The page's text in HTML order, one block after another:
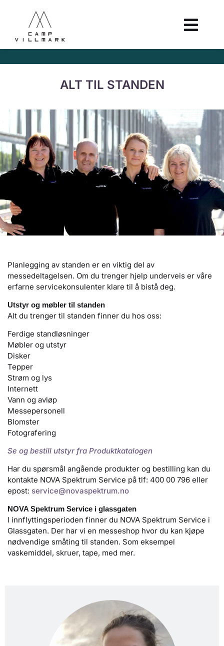
ALT TIL STANDEN
Planlegging av standen er en viktig del av
messedeltagelsen. Om du trenger hjelp underveis er våre
erfarne servicekonsulenter klare til å bistå deg.
Utstyr og møbler til standen
Alt du trenger til standen finner du hos oss:
Ferdige standløsninger
Møbler og utstyr
Disker
Tepper
Strøm og lys
Internett
Vann og avløp
Messepersonell
Blomster
Fotografering
Se og bestill utstyr fra Produktkatalogen
Har du spørsmål angående produkter og bestilling kan du
kontakte NOVA Spektrum Service på tlf: 400 00 796 eller
epost: service@novaspektrum.no
NOVA Spektrum Service i glassgaten
I innflyttingsperioden finner du NOVA Spektrum Service i
Glassgaten. Der har vi en messeshop hvor du kan kjøpe
nødvendige småting til standen. Som eksempel
vaskemiddel, skruer, tape, med mer.